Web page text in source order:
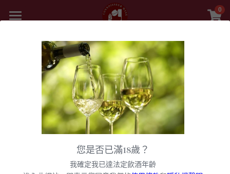
0
商品
所有商品分類
甜酒
黎巴嫩 Lebanon
紅酒 red wine
舊世界
法國
法國｜日常選酒
法國｜收藏級珍藏
勃根地
勃根地｜日常選酒
新世界
美國
美國｜日常選酒
香檳氣泡酒
香檳｜日常選酒
×
商品分類
精選白酒 white wine
紅酒 red wine
白酒 white wine
波爾多日常選酒
波爾多收藏級選酒您是否已滿18歲？
我確定我已達法定飲酒年齡